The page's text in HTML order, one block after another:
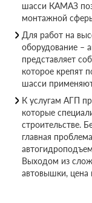
шасси КАМАЗ
монтажной
Для работ на
оборудование –
представляет
которое крепят
шасси
К услугам АГП
которые
строительстве.
главная
Выходом из
автовышки, цена